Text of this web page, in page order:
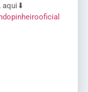
aqui⬇